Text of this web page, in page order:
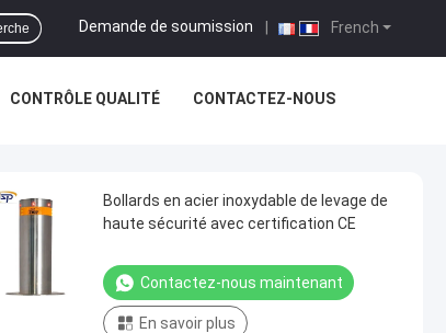
French
Demande de soumission
CONTRÔLE QUALITÉ CONTACTEZ-NOUS
Bollards en acier inoxydable de levage de
haute sécurité avec certification CE
Contactez-nous maintenant
En savoir plus